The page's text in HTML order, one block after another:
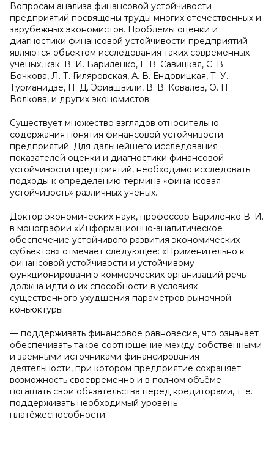
Вопросам анализа финансовой устойчивости
предприятий посвящены труды многих отечественных и
зарубежных экономистов. Проблемы оценки и
диагностики финансовой устойчивости предприятий
являются объектом исследования таких современных
ученых, как: В. И. Бариленко, Г. В. Савицкая, С. В.
Бочкова, Л. Т. Гиляровская, А. В. Ендовицкая, Т. У.
Турманидзе, Н. Д. Эриашвили, В. В. Ковалев, О. Н.
Волкова, и других экономистов.
Существует множество взглядов относительно
содержания понятия финансовой устойчивости
предприятий. Для дальнейшего исследования
показателей оценки и диагностики финансовой
устойчивости предприятий, необходимо исследовать
подходы к определению термина «финансовая
устойчивость» различных ученых.
Доктор экономических наук, профессор Бариленко В. И.
в монографии «Информационно-аналитическое
обеспечение устойчивого развития экономических
субъектов» отмечает следующее: «Применительно к
финансовой устойчивости и устойчивому
функционированию коммерческих организаций речь
должна идти о их способности в условиях
существенного ухудшения параметров рыночной
коньюктуры:
— поддерживать финансовое равновесие, что означает
обеспечивать такое соотношение между собственными
и заемными источниками финансирования
деятельности, при котором предприятие сохраняет
возможность своевременно и в полном объёме
погашать свои обязательства перед кредиторами, т. е.
поддерживать необходимый уровень
платёжеспособности;